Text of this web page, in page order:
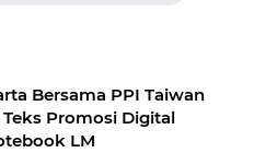
Bersama PPI Taiwan
Teks Promosi Digital
LM